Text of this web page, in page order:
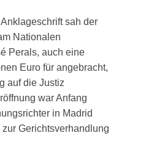
sah der
Nationalen
Perals, auch eine
Euro für angebracht,
auf die Justiz
war Anfang
in Madrid
Gerichtsverhandlung